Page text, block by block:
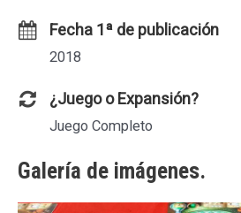
Fecha 1ª de publicación
2018
¿Juego o Expansión?
Juego Completo
Galería de imágenes.